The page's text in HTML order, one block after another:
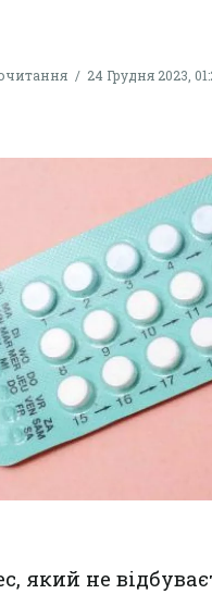
24 Грудня 2023,
який не